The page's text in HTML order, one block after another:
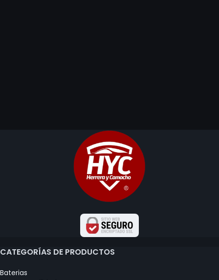
CATEGORÍAS DE PRODUCTOS
Baterias